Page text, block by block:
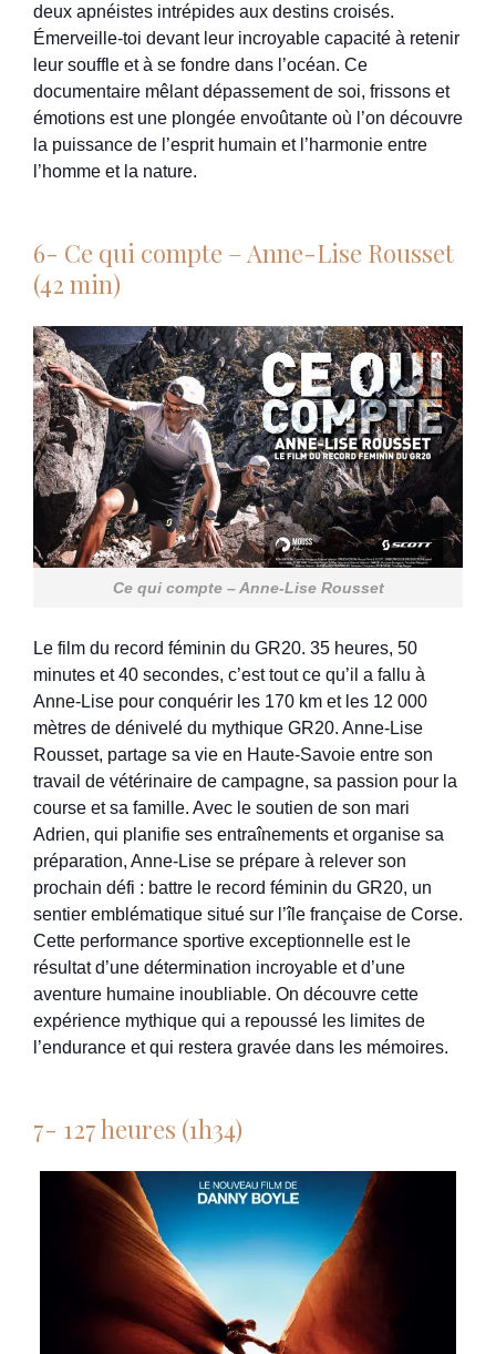
deux apnéistes intrépides aux destins croisés.
Émerveille-toi devant leur incroyable capacité à retenir
leur souffle et à se fondre dans l’océan. Ce
documentaire mêlant dépassement de soi, frissons et
émotions est une plongée envoûtante où l’on découvre
la puissance de l’esprit humain et l’harmonie entre
l’homme et la nature.
6- Ce qui compte – Anne-Lise Rousset
(42 min)
Ce qui compte – Anne-Lise Rousset
Le film du record féminin du GR20. 35 heures, 50
minutes et 40 secondes, c’est tout ce qu’il a fallu à
Anne-Lise pour conquérir les 170 km et les 12 000
mètres de dénivelé du mythique GR20. Anne-Lise
Rousset, partage sa vie en Haute-Savoie entre son
travail de vétérinaire de campagne, sa passion pour la
course et sa famille. Avec le soutien de son mari
Adrien, qui planifie ses entraînements et organise sa
préparation, Anne-Lise se prépare à relever son
prochain défi : battre le record féminin du GR20, un
sentier emblématique situé sur l’île française de Corse.
Cette performance sportive exceptionnelle est le
résultat d’une détermination incroyable et d’une
aventure humaine inoubliable. On découvre cette
expérience mythique qui a repoussé les limites de
l’endurance et qui restera gravée dans les mémoires.
7- 127 heures (1h34)